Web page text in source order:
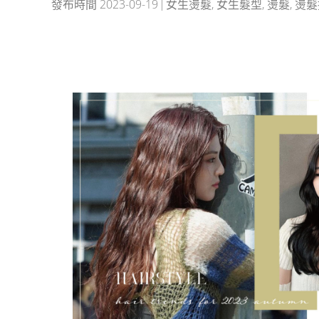
發布時間 2023-09-19 女生燙髮, 女生髮型, 燙髮, 燙